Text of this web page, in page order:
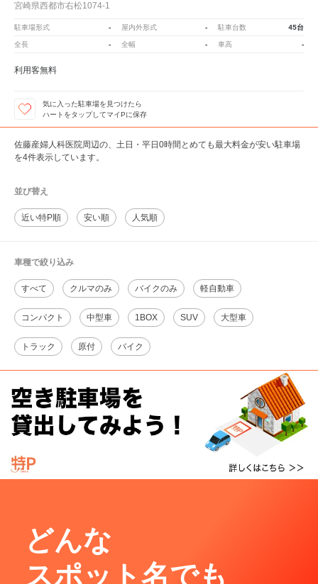
宮崎県西都市右松1074-1
駐車場形式 - 屋内外形式 - 駐車台数 45台
全長 - 全幅 - 車高 -
利用客無料
気に入った駐車場を見つけたら
ハートをタップしてマイPに保存
佐藤産婦人科医院周辺の、土日・平日0時間とめても最大料金が安い駐車場
を4件表示しています。
並び替え
近い特P順 安い順 人気順
車種で絞り込み
すべて クルマのみ バイクのみ 軽自動車
コンパクト 中型車 1BOX SUV 大型車
トラック 原付 バイク
どんな
スポット名でも